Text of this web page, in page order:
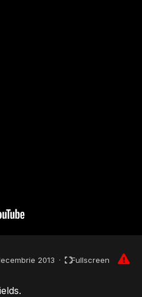
2013 · Fullscreen